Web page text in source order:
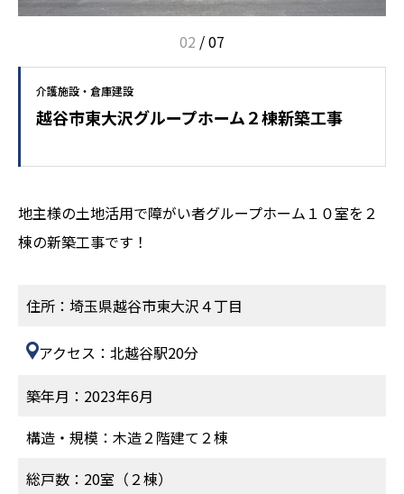
02 /07
介護施設・倉庫建設
越谷市東大沢グループホーム２棟新築工事
地主様の土地活用で障がい者グループホーム１０室を２
棟の新築工事です！
住所：埼玉県越谷市東大沢４丁目
アクセス ：北越谷駅20分
築年月：2023年6月
構造・規模：木造２階建て２棟
総戸数：20室（２棟）